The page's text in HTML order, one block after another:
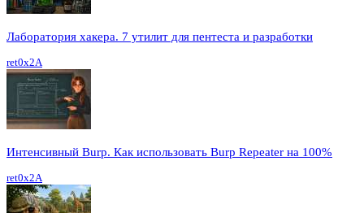
Лаборатория хакера. 7 утилит для пентеста и разработки
ret0x2A
Интенсивный Burp. Как использовать Burp Repeater на 100%
ret0x2A